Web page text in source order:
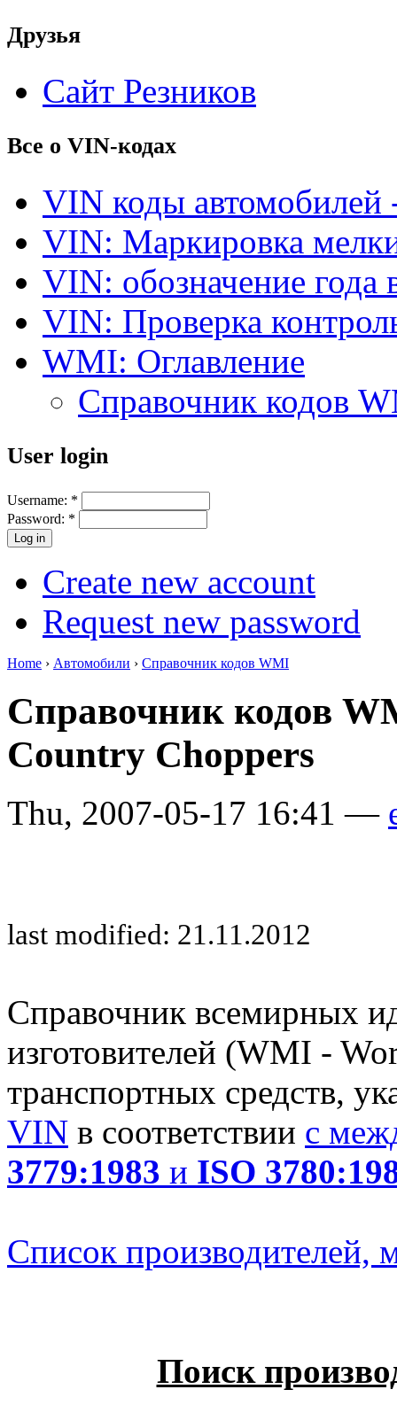
Друзья
Сайт Резников
Все о VIN-кодах
VIN коды автомобилей
VIN: Маркировка
VIN: обозначение года
VIN: Проверка
WMI: Оглавление
Справочник кодов
User login
Username: *
Password: *
Create new account
Request new password
Home › Автомобили › Справочник кодов WMI
Справочник кодов
Country Choppers
Thu, 2007-05-17 16:41 —
last modified: 21.11.2012
Справочник всемирных
изготовителей (WMI -
транспортных средств,
VIN в соответствии с
3779:1983 и ISO
Список производителей,
Поиск